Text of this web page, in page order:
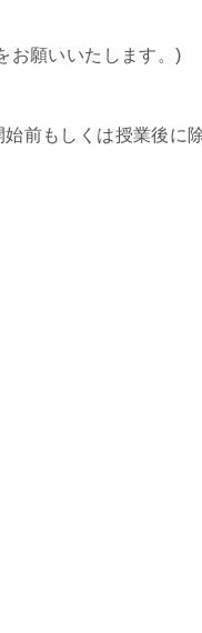
お願いいたします。)
前もしくは授業後に